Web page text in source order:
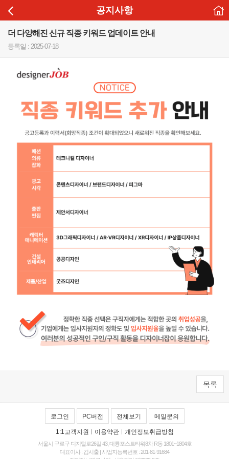
공지사항
더 다양해진 신규 직종 키워드 업데이트 안내
등록일 : 2025-07-18
목록
로그인 PC버전 전체보기 메일문의
1:1고객지원 | 이용약관 | 개인정보취급방침
서울시 구로구 디지털로26길 43, 대륭포스트타워8차 R동 1801~1804호
대표이사 : 김시출 | 사업자등록번호 : 201-81-91684